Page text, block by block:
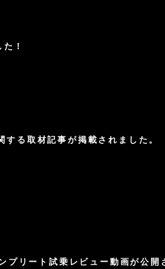
！
る取材記事が掲載されました。
リート試乗レビュー動画が公開